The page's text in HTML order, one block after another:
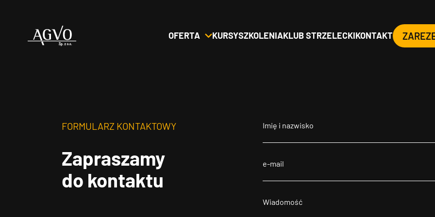
Header
OFERTA KURSYSZKOLENIAKLUB STRZELECKIKONTAKT
FORMULARZ KONTAKTOWY
Zapraszamy
do kontaktu